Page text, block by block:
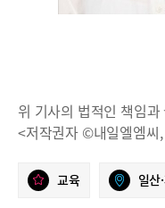
위 기사의 법적인 책임
<저작권자 ©내일엘엠씨
교육 일산